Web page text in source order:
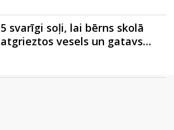
5 svarīgi soļi, lai bērns skolā
atgrieztos vesels un gatavs…